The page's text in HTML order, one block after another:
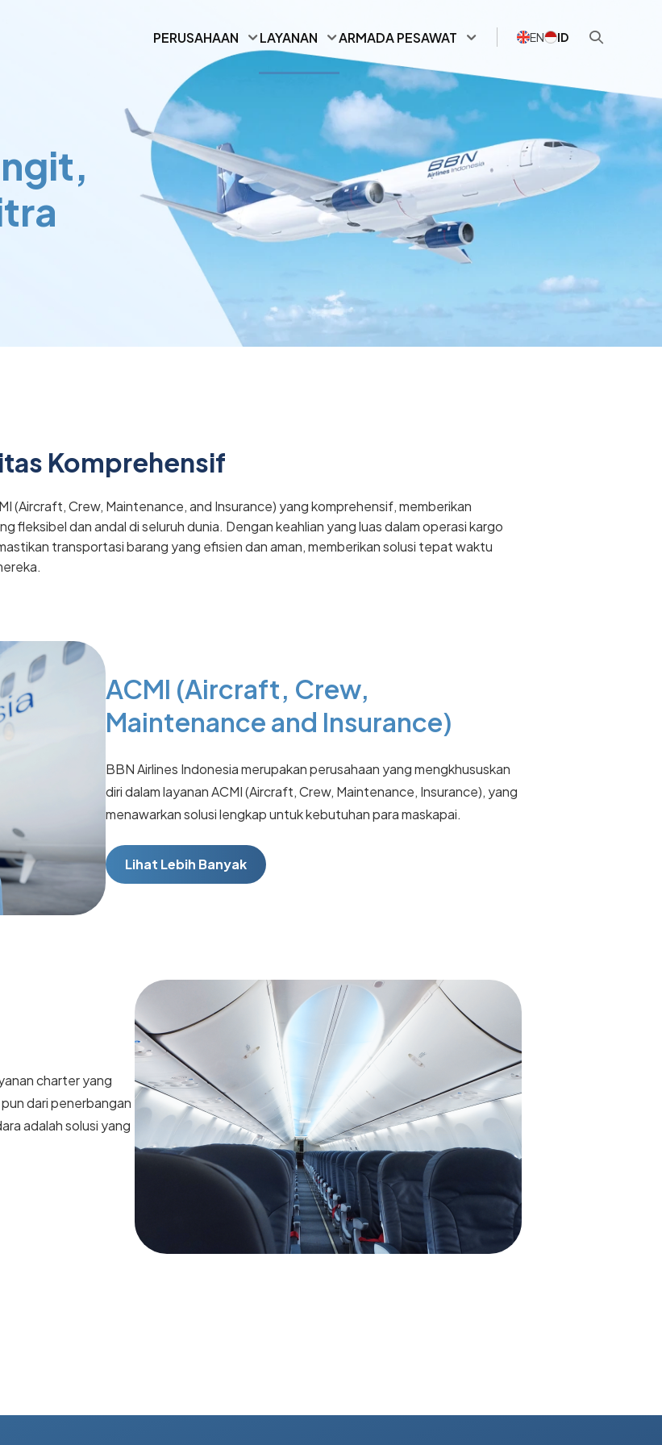
PERUSAHAAN LAYANAN ARMADA PESAWAT EN ID
Komprehensif
(Aircraft, Crew, Maintenance, and Insurance) yang komprehensif, memberikan
fleksibel dan andal di seluruh dunia. Dengan keahlian yang luas dalam operasi kargo
transportasi barang yang efisien dan aman, memberikan solusi tepat waktu
ACMI (Aircraft, Crew,
Maintenance and Insurance)
BBN Airlines Indonesia merupakan perusahaan yang mengkhususkan
diri dalam layanan ACMI (Aircraft, Crew, Maintenance, Insurance), yang
menawarkan solusi lengkap untuk kebutuhan para maskapai.
Lihat Lebih Banyak
charter yang
dari penerbangan
adalah solusi yang